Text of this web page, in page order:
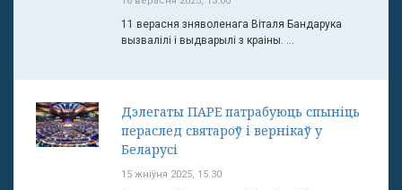
11 верасня зняволенага Віталя Бандарука
вызвалілі і выдварылі з краіны. ...
Дэлегаты ПАРЕ патрабуюць спыніць
пераслед святароў і вернікаў у
Беларусі
15 жніўня 2025, 15:30